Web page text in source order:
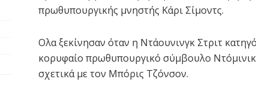
πρωθυπουργικής μνηστής Κάρι Σίμοντς.
Ολα ξεκίνησαν όταν η Ντάουνινγκ Στριτ
κορυφαίο πρωθυπουργικό σύμβουλο Ντόμινικ
σχετικά με τον Μπόρις Τζόνσον.